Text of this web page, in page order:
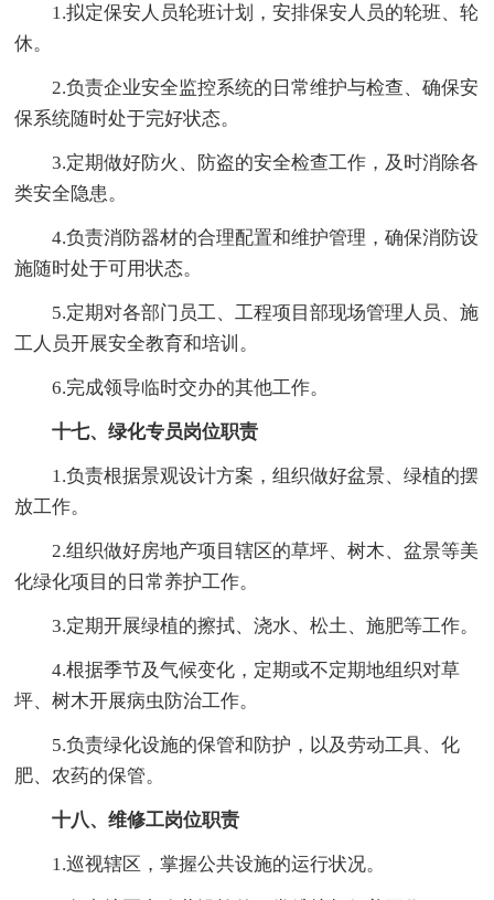
1.拟定保安人员轮班计划，安排保安人员的轮班、轮
休。
2.负责企业安全监控系统的日常维护与检查、确保安
保系统随时处于完好状态。
3.定期做好防火、防盗的安全检查工作，及时消除各
类安全隐患。
4.负责消防器材的合理配置和维护管理，确保消防设
施随时处于可用状态。
5.定期对各部门员工、工程项目部现场管理人员、施
工人员开展安全教育和培训。
6.完成领导临时交办的其他工作。
十七、绿化专员岗位职责
1.负责根据景观设计方案，组织做好盆景、绿植的摆
放工作。
2.组织做好房地产项目辖区的草坪、树木、盆景等美
化绿化项目的日常养护工作。
3.定期开展绿植的擦拭、浇水、松土、施肥等工作。
4.根据季节及气候变化，定期或不定期地组织对草
坪、树木开展病虫防治工作。
5.负责绿化设施的保管和防护，以及劳动工具、化
肥、农药的保管。
十八、维修工岗位职责
1.巡视辖区，掌握公共设施的运行状况。